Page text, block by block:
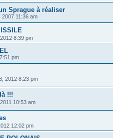
Sprague à réaliser
2007 11:36 am
8:39 pm
pm
2012 8:23 pm
!!!
10:53 am
12:02 pm